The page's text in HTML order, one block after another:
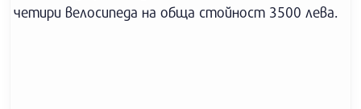
четири велосипеда на обща стойност 3500 лева.